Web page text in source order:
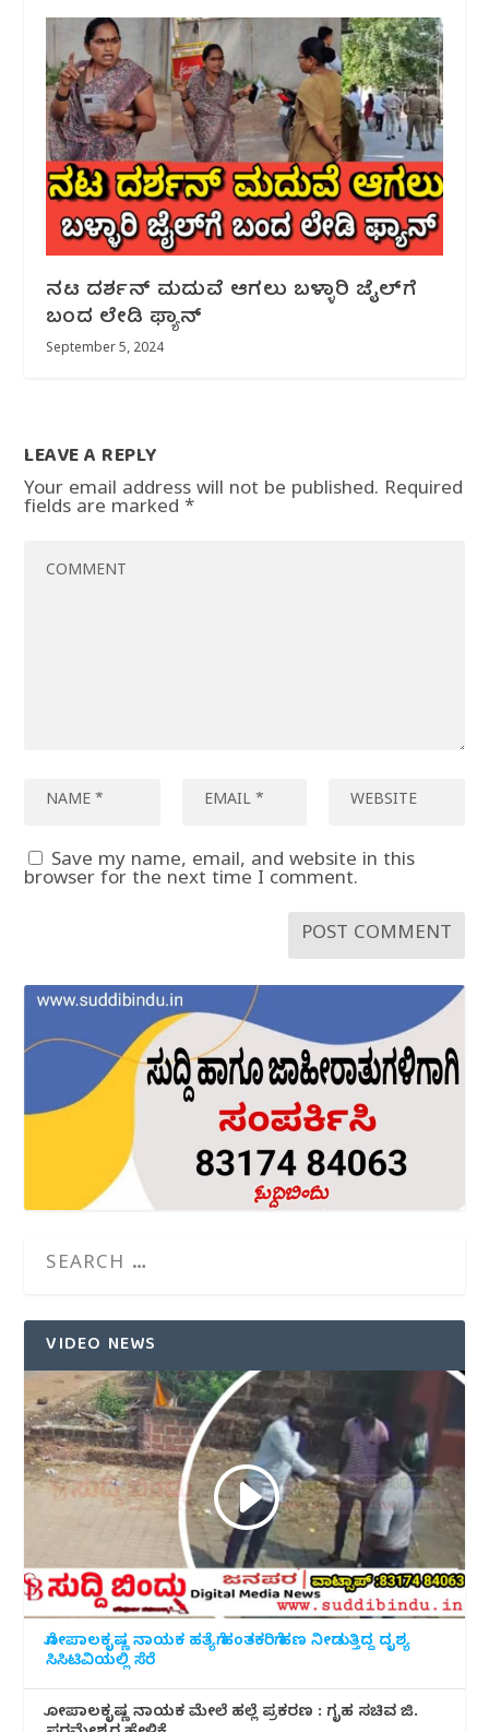
ನಟ ದರ್ಶನ್ ಮದುವೆ ಆಗಲು ಬಳ್ಳಾರಿ ಜೈಲ್‌ಗೆ
ಬಂದ ಲೇಡಿ ಫ್ಯಾನ್
September 5, 2024
LEAVE A REPLY
Your email address will not be published. Required
fields are marked*
Save my name, email, and website in this
browser for the next time I comment.
VIDEO NEWS
ಗೋಪಾಲಕೃಷ್ಣ ನಾಯಕ ಹತ್ಯೆಗೆ ಹಂತಕರಿಗೆ ಹಣ ನೀಡುತ್ತಿದ್ದ ದೃಶ್ಯ
ಸಿಸಿಟಿವಿಯಲ್ಲಿ ಸೆರೆ
ಗೋಪಾಲಕೃಷ್ಣ ನಾಯಕ ಮೇಲೆ ಹಲ್ಲೆ ಪ್ರಕರಣ : ಗೃಹ ಸಚಿವ ಜಿ.